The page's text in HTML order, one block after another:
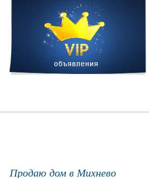
Продаю дом в Михнево